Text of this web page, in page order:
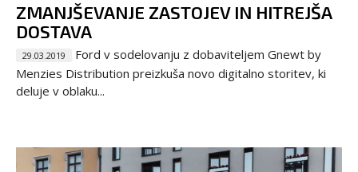
ZMANJŠEVANJE ZASTOJEV IN HITREJŠA
DOSTAVA
29.03.2019
Ford v sodelovanju z dobaviteljem Gnewt by
Menzies Distribution preizkuša novo digitalno storitev, ki
deluje v oblaku...